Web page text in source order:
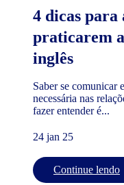
4 dicas para
praticarem
inglês
Saber se comunicar
necessária nas
fazer entender é...
24 jan 25
Continue lendo